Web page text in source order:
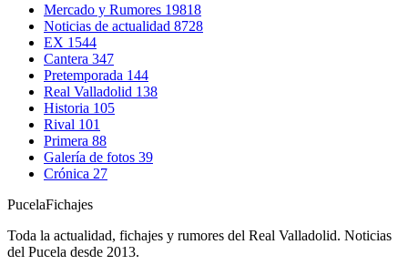
Mercado y Rumores 19818
Noticias de actualidad 8728
EX 1544
Cantera 347
Pretemporada 144
Real Valladolid 138
Historia 105
Rival 101
Primera 88
Galería de fotos 39
Crónica 27
PucelaFichajes
Toda la actualidad, fichajes y rumores del Real Valladolid. Noticias
del Pucela desde 2013.